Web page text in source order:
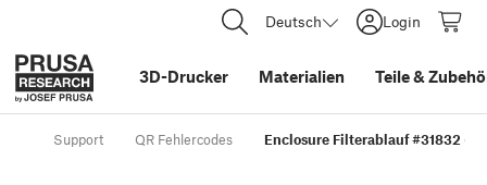
Deutsch Login
3D-Drucker Materialien Teile&
Support QR Fehlercodes Enclosure Filterablauf #31832